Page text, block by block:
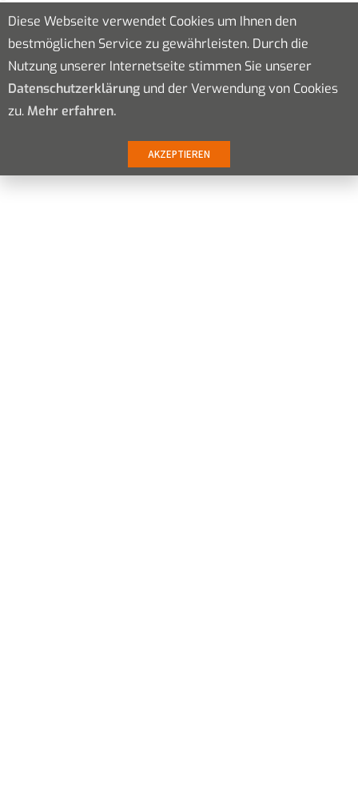
Diese Webseite verwendet Cookies um Ihnen den
bestmöglichen Service zu gewährleisten. Durch die
Nutzung unserer Internetseite stimmen Sie unserer
Datenschutzerklärung und der Verwendung von Cookies
zu. Mehr erfahren.
AKZEPTIEREN